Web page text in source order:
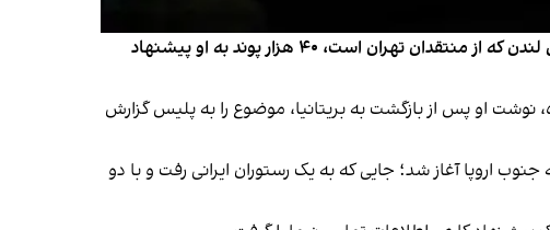
یک مرد بریتانیایی-ایرانی گفته است فردی که مظنون به ارتباط با جمهوری اسلامی بوده، در ازای قتل یک روزنامه‌نگار ساکن لندن که از منتقدان تهران است، ۴۰ هزار پوند به او پیشنهاد
معرفی شده، نوشت او پس از بازگشت به بریتانیا، موضوع را به پلیس گزارش
اروپا آغاز شد؛ جایی که به یک رستوران ایرانی رفت و با دو